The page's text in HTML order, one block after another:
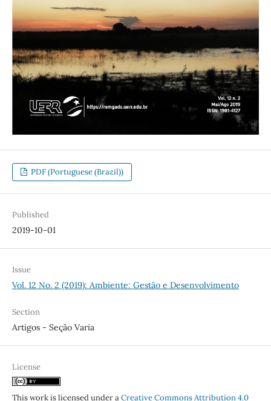
PDF (Portuguese (Brazil))
Published
2019-10-01
Issue
Vol. 12 No. 2 (2019): Ambiente: Gestão e Desenvolvimento
Section
Artigos - Seção Varia
License
This work is licensed under aCreative Commons Attribution 4.0